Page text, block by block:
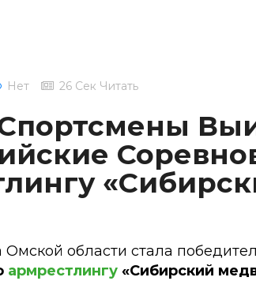
Нет 26 Сек Читать
области стала
армрестлингу«Сибирский